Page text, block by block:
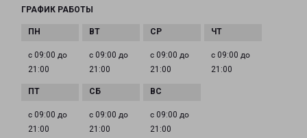
ГРАФИК РАБОТЫ
с 09:00 до
21:00
с 09:00 до
21:00
с 09:00 до
21:00
с 09:00 до
21:00
с 09:00 до
21:00
с 09:00 до
21:00
с 09:00 до
21:00